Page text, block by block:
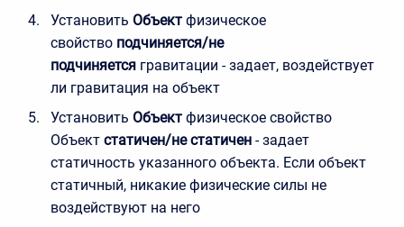
Установить Объект физическое
свойство подчиняется/не
подчиняется гравитации - задает, воздействует
ли гравитация на объект
Установить Объект физическое свойство
Объект статичен/не статичен - задает
статичность указанного объекта. Если объект
статичный, никакие физические силы не
воздействуют на него